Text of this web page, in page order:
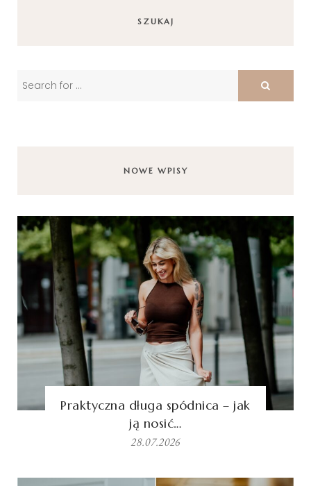
SZUKAJ
NOWE WPISY
Praktyczna długa spódnica – jak
ją nosić…
28.07.2026